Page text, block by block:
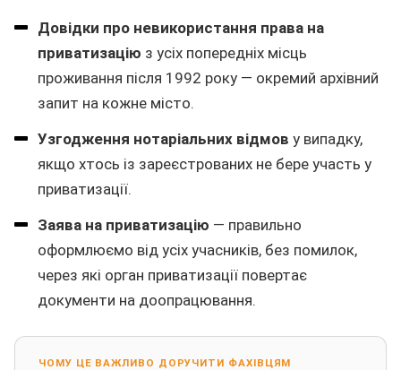
Довідки про невикористання права на
приватизацію з усіх попередніх місць
проживання після 1992 року — окремий архівний
запит на кожне місто.
Узгодження нотаріальних відмов у випадку,
якщо хтось із зареєстрованих не бере участь у
приватизації.
Заява на приватизацію — правильно
оформлюємо від усіх учасників, без помилок,
через які орган приватизації повертає
документи на доопрацювання.
ЧОМУ ЦЕ ВАЖЛИВО ДОРУЧИТИ ФАХІВЦЯМ